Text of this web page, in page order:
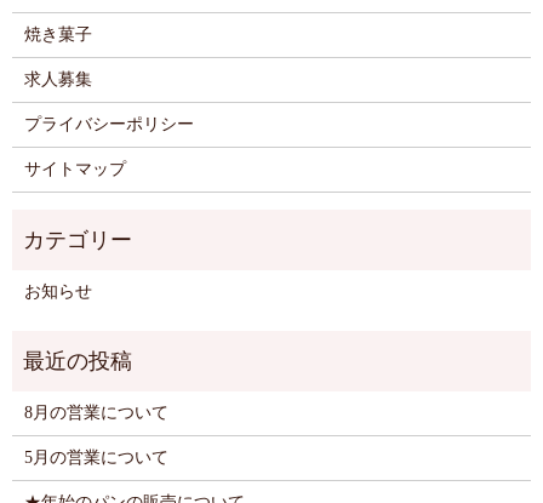
焼き菓子
求人募集
プライバシーポリシー
サイトマップ
お知らせ
8月の営業について
5月の営業について